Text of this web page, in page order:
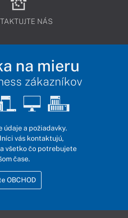
NÁS
na mieru
zákazníkov
údaje a požiadavky.
vás kontaktujú,
všetko čo potrebujete
čase.
OBCHOD